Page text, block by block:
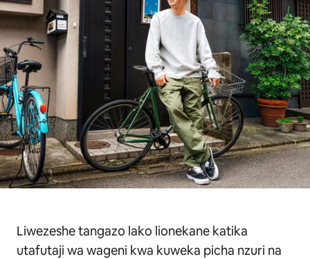
Liwezeshe tangazo lako lionekane katika
utafutaji wa wageni kwa kuweka picha nzuri na